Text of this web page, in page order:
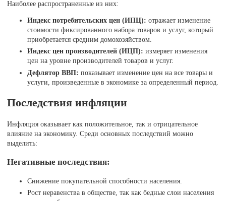
Наиболее распространенные из них:
Индекс потребительских цен (ИПЦ): отражает изменение
стоимости фиксированного набора товаров и услуг, который
приобретается средним домохозяйством.
Индекс цен производителей (ИЦП): измеряет изменения
цен на уровне производителей товаров и услуг.
Дефлятор ВВП: показывает изменение цен на все товары и
услуги, произведенные в экономике за определенный период.
Последствия инфляции
Инфляция оказывает как положительное, так и отрицательное
влияние на экономику. Среди основных последствий можно
выделить:
Негативные последствия:
Снижение покупательной способности населения.
Рост неравенства в обществе, так как бедные слои населения